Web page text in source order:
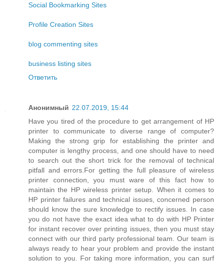
Social Bookmarking Sites
Profile Creation Sites
blog commenting sites
business listing sites
Ответить
Анонимный 22.07.2019, 15:44
Have you tired of the procedure to get arrangement of HP
printer to communicate to diverse range of computer?
Making the strong grip for establishing the printer and
computer is lengthy process, and one should have to need
to search out the short trick for the removal of technical
pitfall and errors.For getting the full pleasure of wireless
printer connection, you must ware of this fact how to
maintain the HP wireless printer setup. When it comes to
HP printer failures and technical issues, concerned person
should know the sure knowledge to rectify issues. In case
you do not have the exact idea what to do with HP Printer
for instant recover over printing issues, then you must stay
connect with our third party professional team. Our team is
always ready to hear your problem and provide the instant
solution to you. For taking more information, you can surf